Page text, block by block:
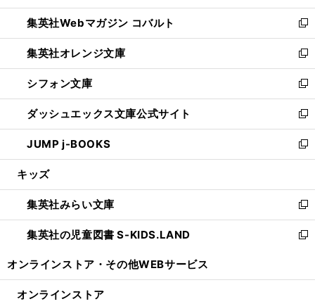
開
く
ウ
で
開
く
ン
ド
ウ
で
開
く
ウ
ィ
ン
ド
ウ
で
開
く
集英社Webマガジン コバルト
新
し
い
ウ
ィ
ン
ド
ウ
で
開
集英社オレンジ文庫
新
し
い
ウ
ィ
ン
ド
ウ
開
く
シフォン文庫
新
し
い
ウ
ィ
ン
ウ
で
開
く
ダッシュエックス文庫公式サイト
新
し
い
ウ
ン
ド
ウ
で
JUMP j-BOOKS
新
し
ウ
ィ
ン
ド
開
キッズ
集英社みらい文庫
新
し
い
ン
集英社の児童図書 S-KIDS.LAND
新
ウ
オンラインストア・ その他WEBサービス
オンラインストア